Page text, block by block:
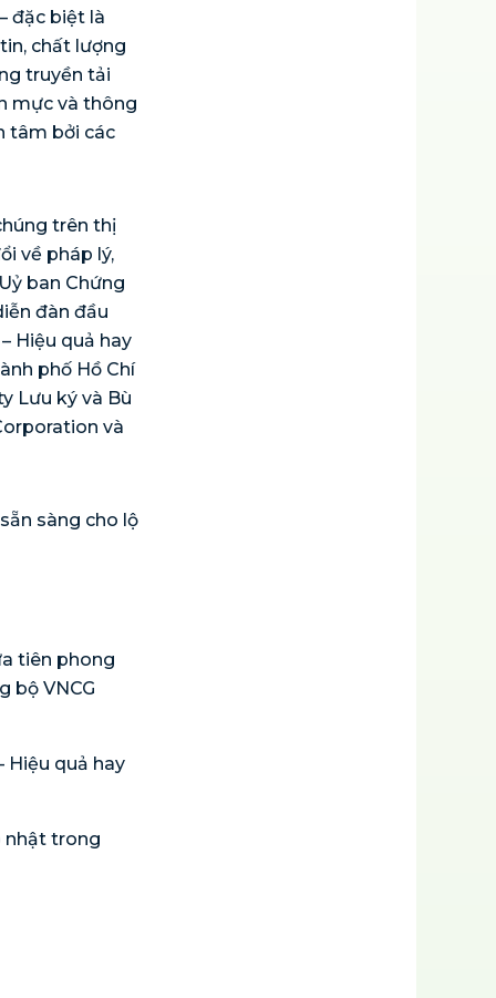
đặc biệt là
chất lượng
truyền tải
mực và thông
tâm bởi các
trên thị
về pháp lý,
ban Chứng
đàn đầu
Hiệu quả hay
phố Hồ Chí
Lưu ký và Bù
và
sàng cho lộ
tiên phong
bộ VNCG
Hiệu quả hay
nhật trong